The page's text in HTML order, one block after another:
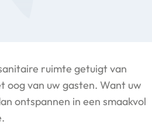
ruimte getuigt van
oog van uw gasten. Want uw
ontspannen in een smaakvol